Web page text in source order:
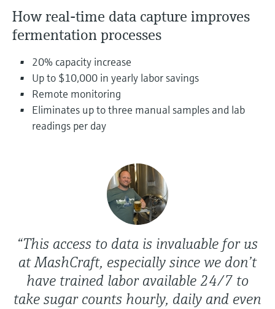
Device Viewer
Find product-specific information and
documentation
Spare parts finder
Find spare parts by product root, order code,
or serial number
Alles winkelen
Memosens technology
besluitvormingsniveau
How real-time data capture improves
fermentation processes
20% capacity increase
Up to $10,000 in yearly labor savings
Remote monitoring
Eliminates up to three manual samples and lab
readings per day
“This access to data is invaluable for us
at MashCraft, especially since we don’t
have trained labor available 24/7 to
take sugar counts hourly, daily and even